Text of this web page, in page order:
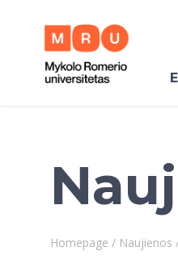
Homepage / Naujienos